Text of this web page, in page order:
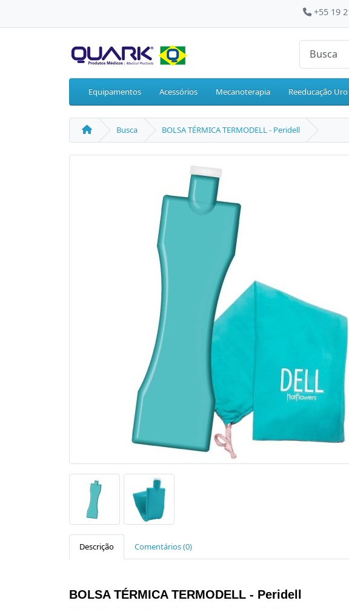
+55 19
Equipamentos Acessórios Mecanoterapia Reeducação Uro
Busca BOLSA TÉRMICA TERMODELL - Peridell
Descrição Comentários (0)
BOLSA TÉRMICA TERMODELL - Peridell